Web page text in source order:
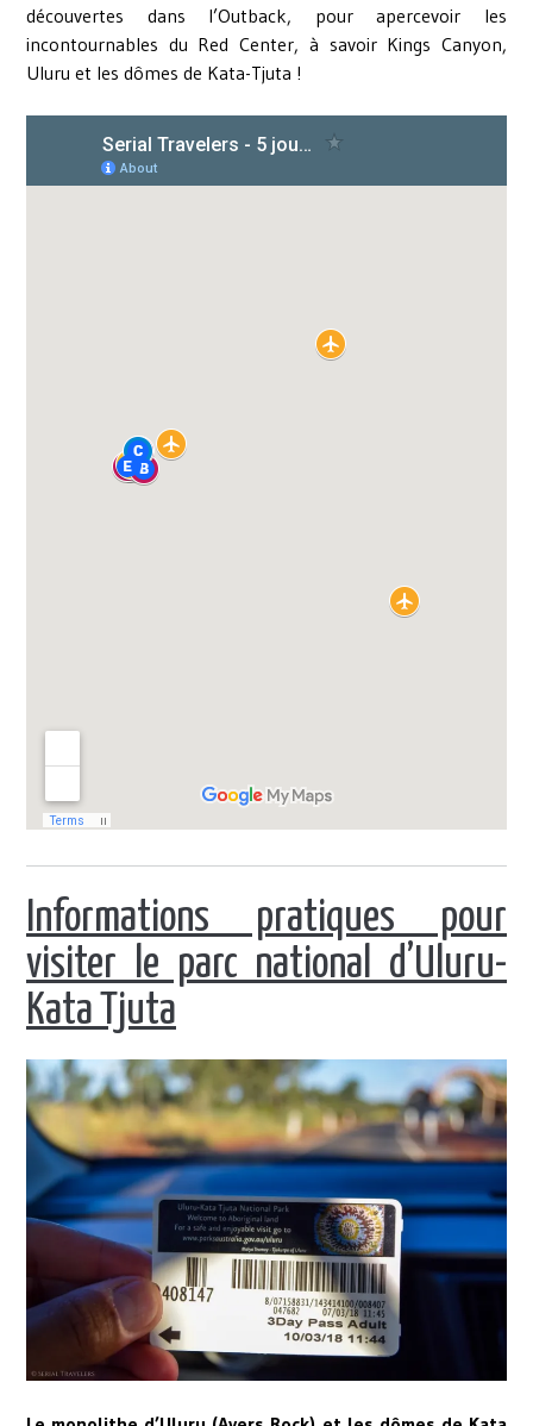
découvertes dans l’Outback, pour apercevoir les
incontournables du Red Center, à savoir Kings Canyon,
Uluru et les dômes de Kata-Tjuta !
Informations pratiques pour
visiter le parc national d’Uluru-
Kata Tjuta